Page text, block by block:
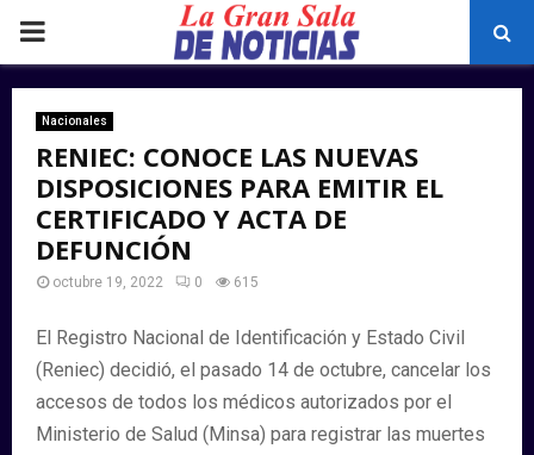
PRIMARY
MENU
Nacionales
RENIEC: CONOCE LAS NUEVAS
DISPOSICIONES PARA EMITIR EL
CERTIFICADO Y ACTA DE
DEFUNCIÓN
octubre 19, 2022 0 615
El Registro Nacional de Identificación y Estado Civil
(Reniec) decidió, el pasado 14 de octubre, cancelar los
accesos de todos los médicos autorizados por el
Ministerio de Salud (Minsa) para registrar las muertes